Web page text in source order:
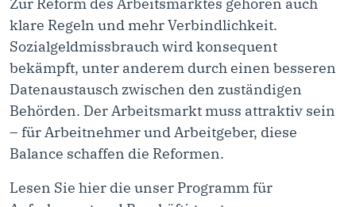
klare Regeln und mehr Verbindlichkeit.
Sozialgeldmissbrauch wird konsequent
bekämpft, unter anderem durch einen besseren
Datenaustausch zwischen den zuständigen
Behörden. Der Arbeitsmarkt muss attraktiv sein
– für Arbeitnehmer und Arbeitgeber, diese
Balance schaffen die Reformen.
Lesen Sie hier die unser Programm für